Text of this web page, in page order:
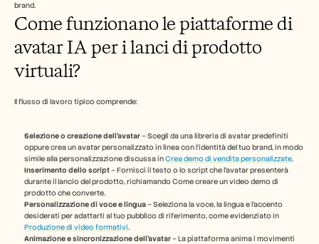
brand.
Come funzionano le piattaforme di
avatar IA per i lanci di prodotto
virtuali?
Il flusso di lavoro tipico comprende:
Selezione o creazione dell'avatar – Scegli da una libreria di avatar predefiniti
oppure crea un avatar personalizzato in linea con l'identità del tuo brand, in modo
simile alla personalizzazione discussa in Crea demo di vendita personalizzate.
Inserimento dello script – Fornisci il testo o lo script che l'avatar presenterà
durante il lancio del prodotto, richiamando Come creare un video demo di
prodotto che converte.
Personalizzazione di voce e lingua – Seleziona la voce, la lingua e l'accento
Produzione di video formativi.
Animazione e sincronizzazione dell'avatar – La piattaforma anima i movimenti
Storie dei clienti
Centro assistenza
Carriere
Prenota una demo